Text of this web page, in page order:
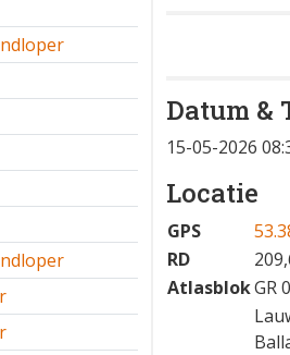
Datum &
15-05-2026
Locatie
GPS
RD
AtlasblokGR